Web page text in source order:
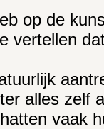
op de
vertellen
alles zelf
vaak